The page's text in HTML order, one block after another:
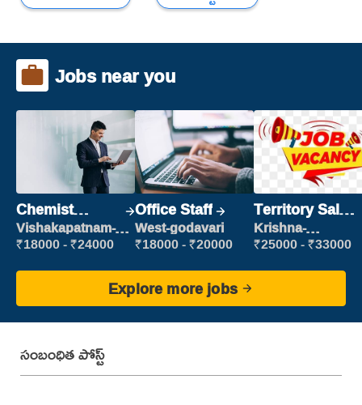
Jobs near you
Chemist
Production
Executive
Vishakapatnam-
new
₹18000 - ₹24000
Office Staff
West-godavari
₹18000 - ₹20000
Territory Sales
Manager
Krishna-
vijayawada
₹25000 - ₹33000
Explore more jobs
సంబంధిత పోస్ట్